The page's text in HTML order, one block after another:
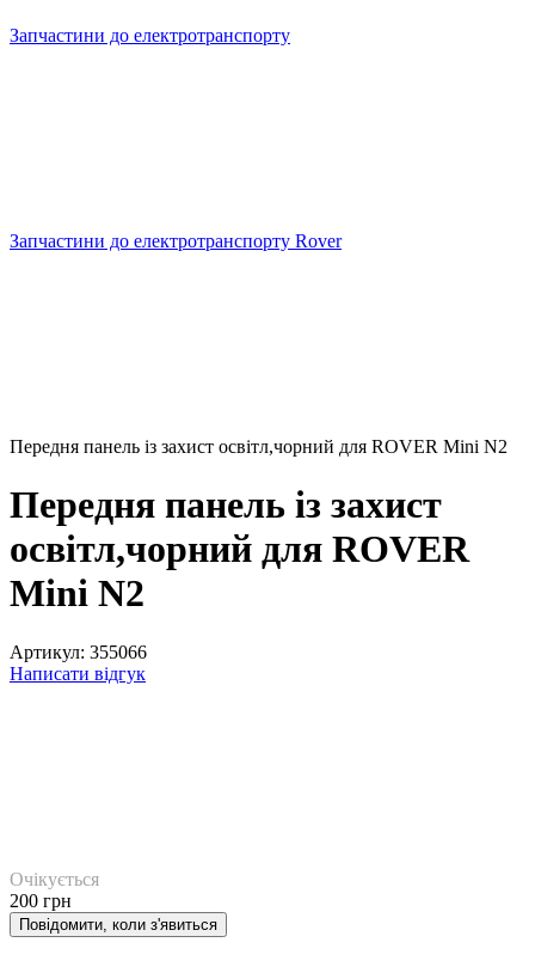
Запчастини до електротранспорту
Запчастини до електротранспорту Rover
Передня панель із захист освітл,чорний для ROVER Mini N2
Передня панель із захист
освітл,чорний для ROVER
Mini N2
Артикул: 355066
Написати відгук
Очікується
200 грн
Повідомити, коли з'явиться